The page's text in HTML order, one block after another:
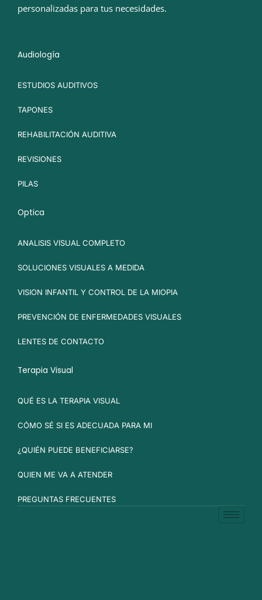
personalizadas para tus necesidades.
Audiología
ESTUDIOS AUDITIVOS
TAPONES
REHABILITACIÓN AUDITIVA
REVISIONES
PILAS
Optica
ANALISIS VISUAL COMPLETO
SOLUCIONES VISUALES A MEDIDA
VISION INFANTIL Y CONTROL DE LA MIOPIA
PREVENCIÓN DE ENFERMEDADES VISUALES
LENTES DE CONTACTO
Terapia Visual
QUÉ ES LA TERAPIA VISUAL
CÓMO SÉ SI ES ADECUADA PARA MI
¿QUIÉN PUEDE BENEFICIARSE?
QUIEN ME VA A ATENDER
PREGUNTAS FRECUENTES